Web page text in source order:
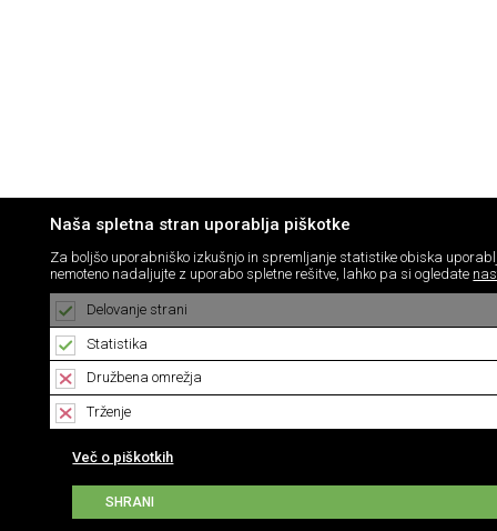
Naša spletna stran uporablja piškotke
Za boljšo uporabniško izkušnjo in spremljanje statistike obiska
nemoteno nadaljujte z uporabo spletne rešitve, lahko pa si ogledate
Delovanje strani
Statistika
Družbena omrežja
Trženje
Več o piškotkih
SHRANI